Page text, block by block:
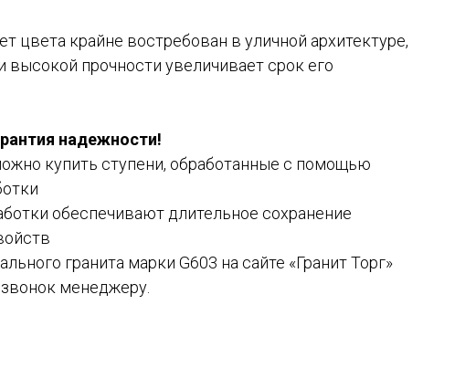
цвета крайне востребован в уличной архитектуре,
высокой прочности увеличивает срок его
надежности!
купить ступени, обработанные с помощью
обеспечивают длительное сохранение
гранита марки G603 на сайте «Гранит Торг»
менеджеру.